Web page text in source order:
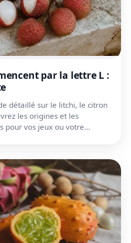
par la lettre L :
détaillé sur le litchi, le citron
les origines et les
pour vos jeux ou votre